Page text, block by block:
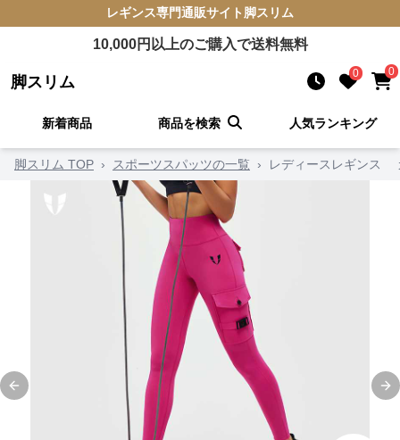
レギンス専門通販サイト 脚スリム
10,000円以上のご購入で送料無料
脚スリム 0 0
新着商品 商品を検索 人気ランキング
脚スリム TOP › スポーツスパッツの一覧 › レディースレギンス
Previous slide